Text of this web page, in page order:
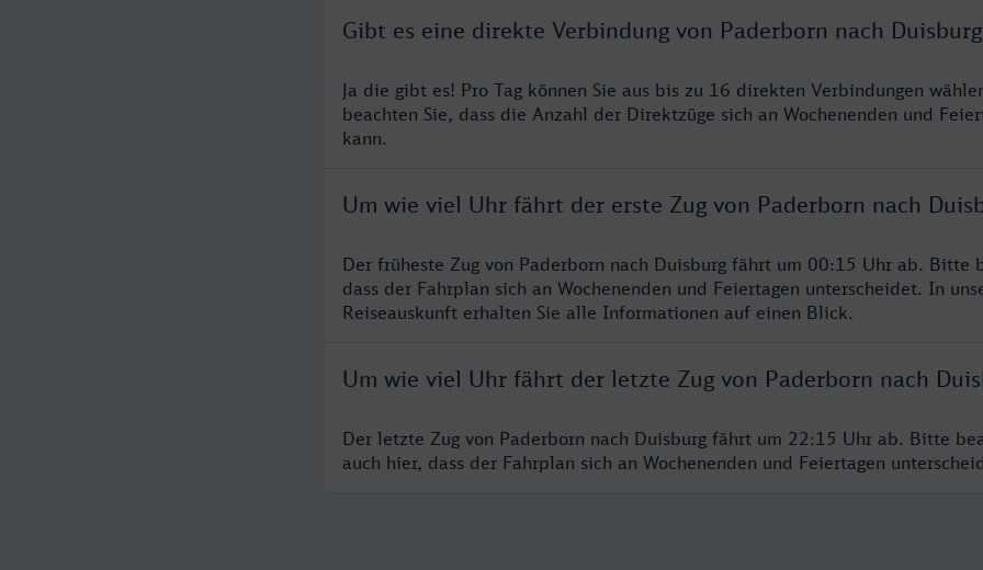
Gibt es eine direkte Verbindung von Paderborn nach
Ja die gibt es! Pro Tag können Sie aus bis zu 16 direkten Verbindungen
beachten Sie, dass die Anzahl der Direktzüge sich an Wochenenden und
kann.
Um wie viel Uhr fährt der erste Zug von Paderborn nach
Der früheste Zug von Paderborn nach Duisburg fährt um 00:15 Uhr ab. Bitte
dass der Fahrplan sich an Wochenenden und Feiertagen unterscheidet. In
Reiseauskunft erhalten Sie alle Informationen auf einen Blick.
Um wie viel Uhr fährt der letzte Zug von Paderborn nach
Der letzte Zug von Paderborn nach Duisburg fährt um 22:15 Uhr ab. Bitte
auch hier, dass der Fahrplan sich an Wochenenden und Feiertagen